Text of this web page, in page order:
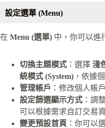
設定選單 (Menu)
在 Menu (選單) 中，你可以進
切換主題模式 ：選擇 淺
統模式 (System) ，依據
管理帳戶 ：修改個人帳
設定篩選顯示方式 ：調
可以根據需求自訂交易
變更預設首頁 ：你可以